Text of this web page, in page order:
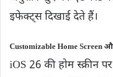
इफेक्ट्स दिखाई देते हैं।
Customizable Home
iOS 26 की होम स्क्रीन